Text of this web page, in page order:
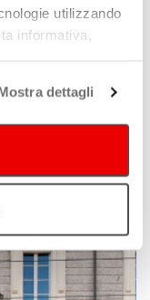
utilizzando
informativa,
dettagli